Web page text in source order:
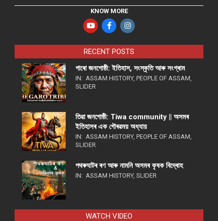
KNOW MORE
RECENT POSTS
গাৰো জনগোষ্ঠী: ইতিহাস, সংস্কৃতি আৰু সংগ্ৰাম
IN: ASSAM HISTORY, PEOPLE OF ASSAM
SLIDER
তিৱা জনগোষ্ঠী: Tiwa community || অসমৰ
ইতিহাসৰ এক গৌৰৱময় অধ্যায়
IN: ASSAM HISTORY, PEOPLE OF ASSAM
SLIDER
পথ​ৰুঘাট​ৰ ৰণ আৰু নামনি অসম​ৰ কৃষক বিদ্ৰোহ​
IN: ASSAM HISTORY, SLIDER
WATCH VIDEO